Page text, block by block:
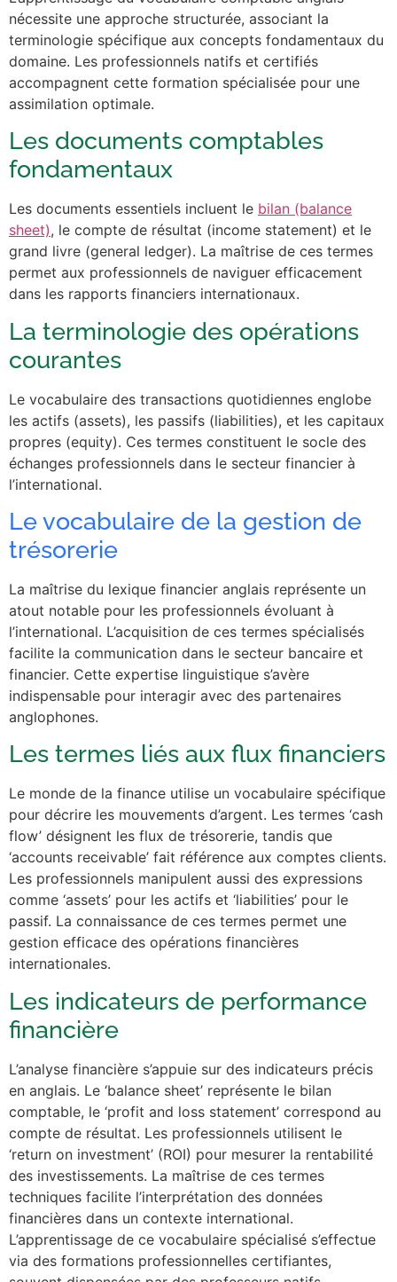
nécessite une approche structurée, associant la
terminologie spécifique aux concepts fondamentaux du
domaine. Les professionnels natifs et certifiés
accompagnent cette formation spécialisée pour une
assimilation optimale.
Les documents comptables
fondamentaux
Les documents essentiels incluent le bilan (balance
sheet), le compte de résultat (income statement) et le
grand livre (general ledger). La maîtrise de ces termes
permet aux professionnels de naviguer efficacement
dans les rapports financiers internationaux.
La terminologie des opérations
courantes
Le vocabulaire des transactions quotidiennes englobe
les actifs (assets), les passifs (liabilities), et les capitaux
propres (equity). Ces termes constituent le socle des
échanges professionnels dans le secteur financier à
l’international.
Le vocabulaire de la gestion de
trésorerie
La maîtrise du lexique financier anglais représente un
atout notable pour les professionnels évoluant à
l’international. L’acquisition de ces termes spécialisés
facilite la communication dans le secteur bancaire et
financier. Cette expertise linguistique s’avère
indispensable pour interagir avec des partenaires
anglophones.
Les termes liés aux flux financiers
Le monde de la finance utilise un vocabulaire spécifique
pour décrire les mouvements d’argent. Les termes ‘cash
flow’ désignent les flux de trésorerie, tandis que
‘accounts receivable’ fait référence aux comptes clients.
Les professionnels manipulent aussi des expressions
comme ‘assets’ pour les actifs et ‘liabilities’ pour le
passif. La connaissance de ces termes permet une
gestion efficace des opérations financières
internationales.
Les indicateurs de performance
financière
L’analyse financière s’appuie sur des indicateurs précis
en anglais. Le ‘balance sheet’ représente le bilan
comptable, le ‘profit and loss statement’ correspond au
compte de résultat. Les professionnels utilisent le
‘return on investment’ (ROI) pour mesurer la rentabilité
des investissements. La maîtrise de ces termes
techniques facilite l’interprétation des données
financières dans un contexte international.
L’apprentissage de ce vocabulaire spécialisé s’effectue
via des formations professionnelles certifiantes,